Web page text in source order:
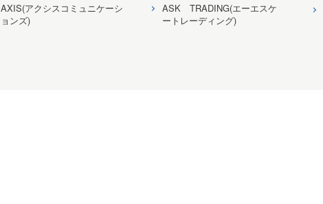
AXIS(アクシスコミュニケーシ
ョンズ)
ASK TRADING(エーエスケ
ートレーディング)